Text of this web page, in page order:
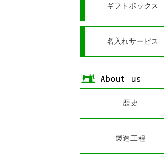
ギフトボックス
名入れサービス
歴史
製造工程